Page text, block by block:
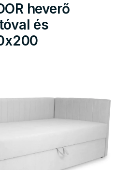
heverő
és